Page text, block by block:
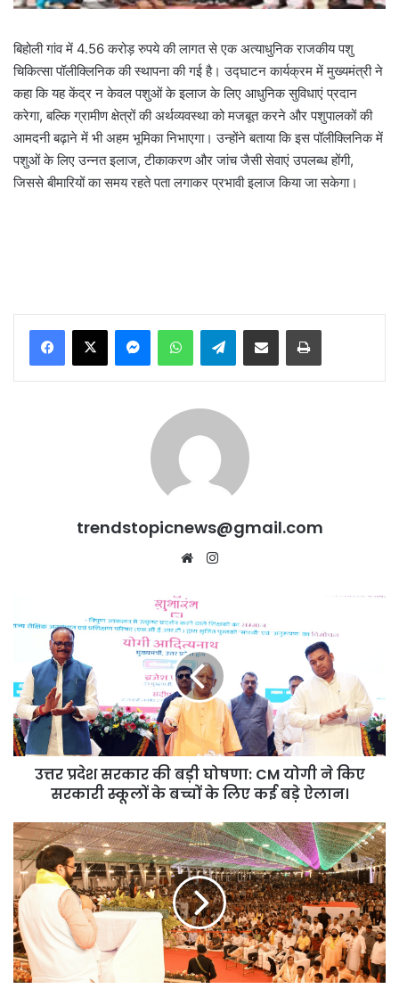
बिहोली गांव में 4.56 करोड़ रुपये की लागत से एक अत्याधुनिक राजकीय पशु
चिकित्सा पॉलीक्लिनिक की स्थापना की गई है। उद्घाटन कार्यक्रम में मुख्यमंत्री ने
कहा कि यह केंद्र न केवल पशुओं के इलाज के लिए आधुनिक सुविधाएं प्रदान
करेगा, बल्कि ग्रामीण क्षेत्रों की अर्थव्यवस्था को मजबूत करने और पशुपालकों की
आमदनी बढ़ाने में भी अहम भूमिका निभाएगा। उन्होंने बताया कि इस पॉलीक्लिनिक में
पशुओं के लिए उन्नत इलाज, टीकाकरण और जांच जैसी सेवाएं उपलब्ध होंगी,
जिससे बीमारियों का समय रहते पता लगाकर प्रभावी इलाज किया जा सकेगा।
MessengerWhatsAppTelegramShare via Email Print
trendstopicnews@gmail.com
Website
प्रदेश
बड़ी
घोषणा:
CM
योगी
ने
के
बच्चों
के
लिए
कई
बड़े
ऐलान।
उत्तर प्रदेश सरकार की बड़ी घोषणा: CM योगी ने किए
सरकारी स्कूलों के बच्चों के लिए कई बड़े ऐलान।
पंचकूला
में
पहली
बार
सजा
बाबा
बागेश्वर
का
दरबार,